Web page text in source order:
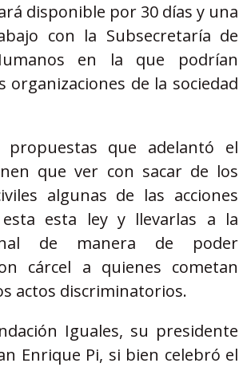
disponible por 30 días y una
con la Subsecretaría de
en la que podrían
organizaciones de la sociedad
que adelantó el
que ver con sacar de los
algunas de las acciones
esta ley y llevarlas a la
de manera de poder
cárcel a quienes cometan
actos discriminatorios.
Iguales, su presidente
Enrique Pi, si bien celebró el